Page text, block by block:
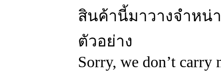
สินค้านี้มาวางจำหน่
ตัวอย่าง
Sorry, we don’t carry